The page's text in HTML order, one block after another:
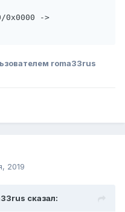
roma33rus
2019
сказал: